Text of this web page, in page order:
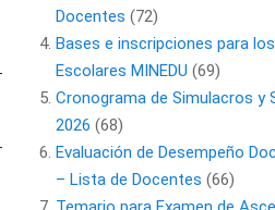
Docentes (72)
Bases e inscripciones para
Escolares MINEDU (69)
Cronograma de Simulacros y
2026 (68)
Evaluación de Desempeño
– Lista de Docentes (66)